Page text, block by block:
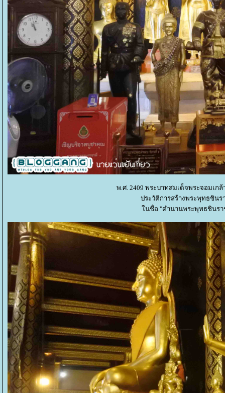
พ.ศ. 2409 พระบาทสมเด็จพระจอมเก
ประวัติการสร้างพระพุทธชิน
นชื่อ "ตำนานพระพุทธชินรา